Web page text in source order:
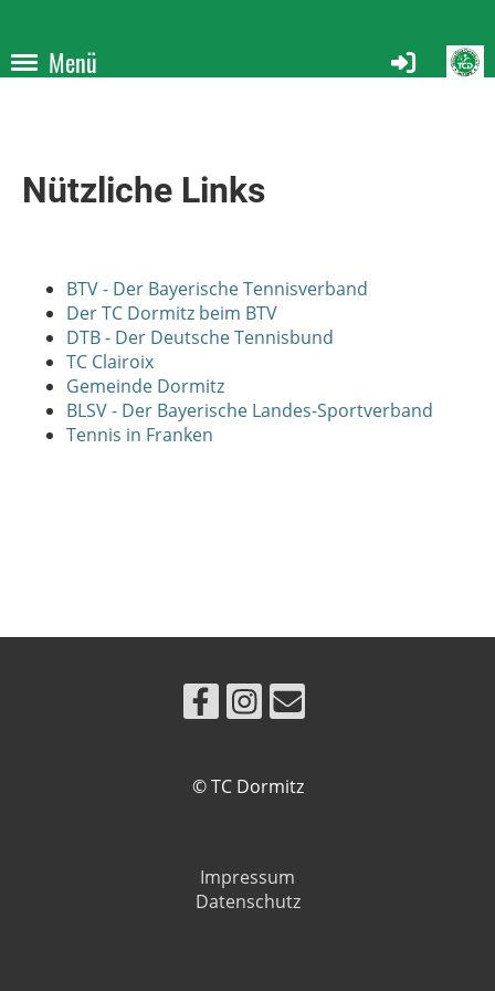
Menü
Nützliche Links
BTV - Der Bayerische Tennisverband
Der TC Dormitz beim BTV
DTB - Der Deutsche Tennisbund
TC Clairoix
Gemeinde Dormitz
BLSV - Der Bayerische Landes-Sportverband
Tennis in Franken
© TC Dormitz
Impressum
Datenschutz